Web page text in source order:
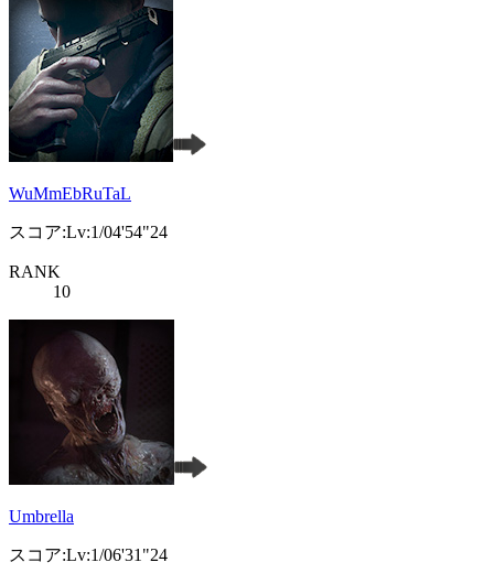
WuMmEbRuTaL
スコア:Lv:1/04'54"24
RANK
10
Umbrella
スコア:Lv:1/06'31"24